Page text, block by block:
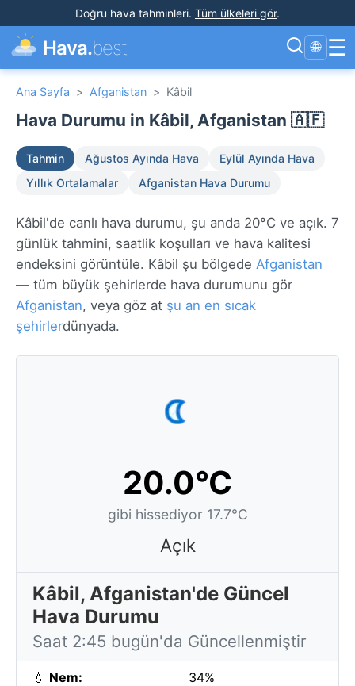
Doğru hava tahminleri. Tüm ülkeleri gör.
Hava.best 🌐 ☰
Ana Sayfa > Afganistan > Kâbil
Hava Durumu in Kâbil, Afganistan 🇦🇫
Tahmin Ağustos Ayında Hava
Eylül Ayında Hava
Yıllık Ortalamalar
Afganistan Hava Durumu
Kâbil'de canlı hava durumu, şu anda 20°C ve açık. 7
günlük tahmini, saatlik koşulları ve hava kalitesi
endeksini görüntüle. Kâbil şu bölgede Afganistan
— tüm büyük şehirlerde hava durumunu gör
Afganistan, veya göz at şu an en sıcak
şehirlerdünyada.
20.0°C
gibi hissediyor 17.7°C
Açık
Kâbil, Afganistan'de Güncel
Hava Durumu
Saat 2:45 bugün'da Güncellenmiştir
💧 Nem: 34%